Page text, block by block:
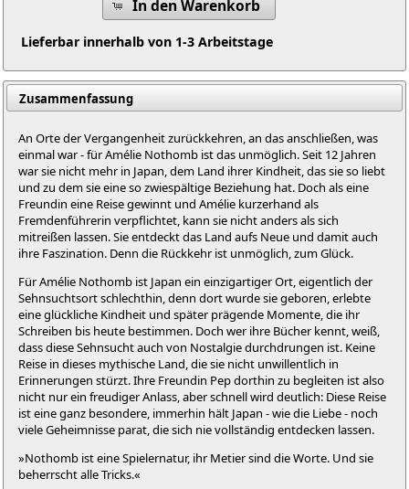
In den Warenkorb
Lieferbar innerhalb von 1-3 Arbeitstage
Zusammenfassung
An Orte der Vergangenheit zurückkehren, an das anschließen, was
einmal war - für Amélie Nothomb ist das unmöglich. Seit 12 Jahren
war sie nicht mehr in Japan, dem Land ihrer Kindheit, das sie so liebt
und zu dem sie eine so zwiespältige Beziehung hat. Doch als eine
Freundin eine Reise gewinnt und Amélie kurzerhand als
Fremdenführerin verpflichtet, kann sie nicht anders als sich
mitreißen lassen. Sie entdeckt das Land aufs Neue und damit auch
ihre Faszination. Denn die Rückkehr ist unmöglich, zum Glück.
Für Amélie Nothomb ist Japan ein einzigartiger Ort, eigentlich der
Sehnsuchtsort schlechthin, denn dort wurde sie geboren, erlebte
eine glückliche Kindheit und später prägende Momente, die ihr
Schreiben bis heute bestimmen. Doch wer ihre Bücher kennt, weiß,
dass diese Sehnsucht auch von Nostalgie durchdrungen ist. Keine
Reise in dieses mythische Land, die sie nicht unwillentlich in
Erinnerungen stürzt. Ihre Freundin Pep dorthin zu begleiten ist also
nicht nur ein freudiger Anlass, aber schnell wird deutlich: Diese Reise
ist eine ganz besondere, immerhin hält Japan - wie die Liebe - noch
viele Geheimnisse parat, die sich nie vollständig entdecken lassen.
»Nothomb ist eine Spielernatur, ihr Metier sind die Worte. Und sie
beherrscht alle Tricks.«